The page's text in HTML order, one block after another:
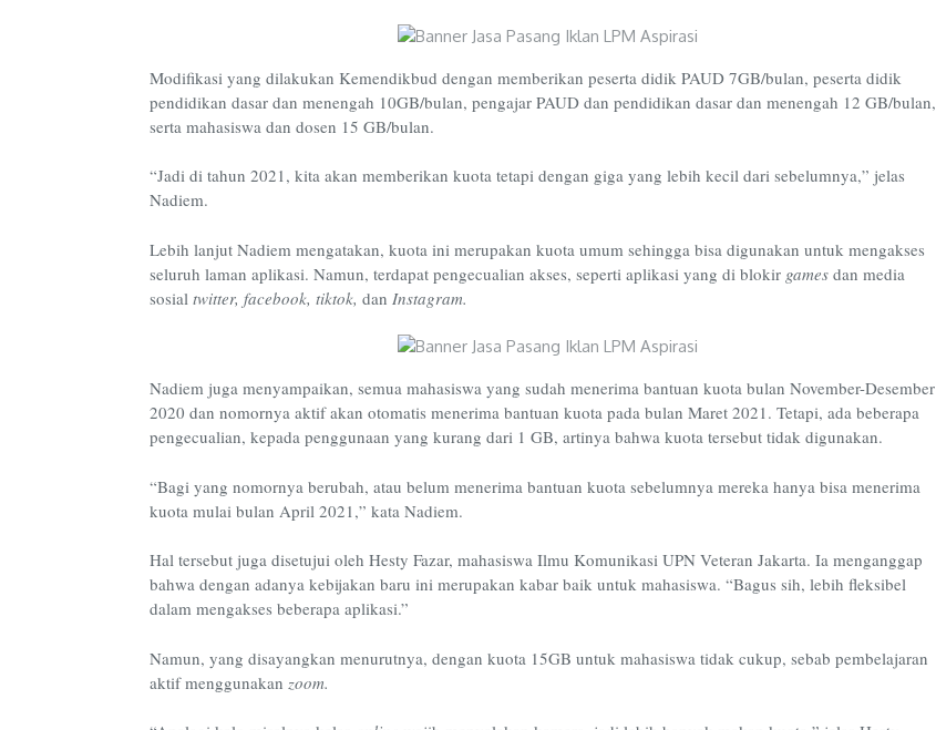
Modifikasi yang dilakukan Kemendikbud dengan memberikan peserta didik PAUD 7GB/bulan, peserta didik
pendidikan dasar dan menengah 10GB/bulan, pengajar PAUD dan pendidikan dasar dan menengah 12 GB/bulan,
serta mahasiswa dan dosen 15 GB/bulan.
“Jadi di tahun 2021, kita akan memberikan kuota tetapi dengan giga yang lebih kecil dari sebelumnya,” jelas
Nadiem.
Lebih lanjut Nadiem mengatakan, kuota ini merupakan kuota umum sehingga bisa digunakan untuk mengakses
seluruh laman aplikasi. Namun, terdapat pengecualian akses, seperti aplikasi yang di blokir gamesdan media
sosial twitter, facebook, tiktok, dan Instagram.
Nadiem juga menyampaikan, semua mahasiswa yang sudah menerima bantuan kuota bulan November-Desember
2020 dan nomornya aktif akan otomatis menerima bantuan kuota pada bulan Maret 2021. Tetapi, ada beberapa
pengecualian, kepada penggunaan yang kurang dari 1 GB, artinya bahwa kuota tersebut tidak digunakan.
“Bagi yang nomornya berubah, atau belum menerima bantuan kuota sebelumnya mereka hanya bisa menerima
kuota mulai bulan April 2021,” kata Nadiem.
Hal tersebut juga disetujui oleh Hesty Fazar, mahasiswa Ilmu Komunikasi UPN Veteran Jakarta. Ia menganggap
bahwa dengan adanya kebijakan baru ini merupakan kabar baik untuk mahasiswa. “Bagus sih, lebih fleksibel
dalam mengakses beberapa aplikasi.”
Namun, yang disayangkan menurutnya, dengan kuota 15GB untuk mahasiswa tidak cukup, sebab pembelajaran
aktif menggunakan zoom.